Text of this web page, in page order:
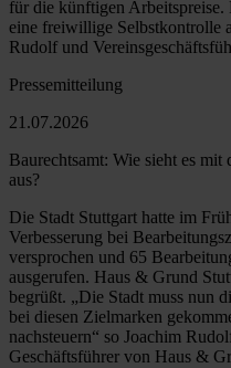
für die künftigen
eine freiwillige Selbstkontrolle
Rudolf und
Pressemitteilung
21.07.2026
Baurechtsamt: Wie sieht es mit
aus?
Die Stadt Stuttgart hatte im
Verbesserung bei
versprochen und 65
ausgerufen. Haus & Grund
begrüßt. „Die Stadt muss nun
bei diesen Zielmarken
nachsteuern“ so Joachim
Geschäftsführer von Haus &